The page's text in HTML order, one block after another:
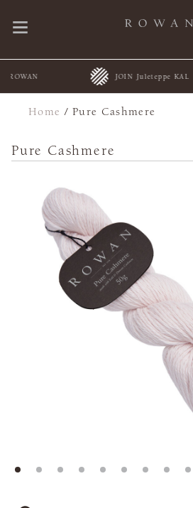
JOIN Juleteppe KAL
Home /Pure Cashmere
Pure Cashmere